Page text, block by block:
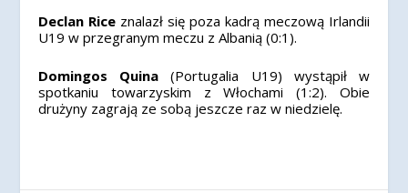
Declan Rice znalazł się poza kadrą meczową Irlandii
U19 w przegranym meczu z Albanią (0:1).
Domingos Quina (Portugalia U19) wystąpił w
spotkaniu towarzyskim z Włochami (1:2). Obie
drużyny zagrają ze sobą jeszcze raz w niedzielę.